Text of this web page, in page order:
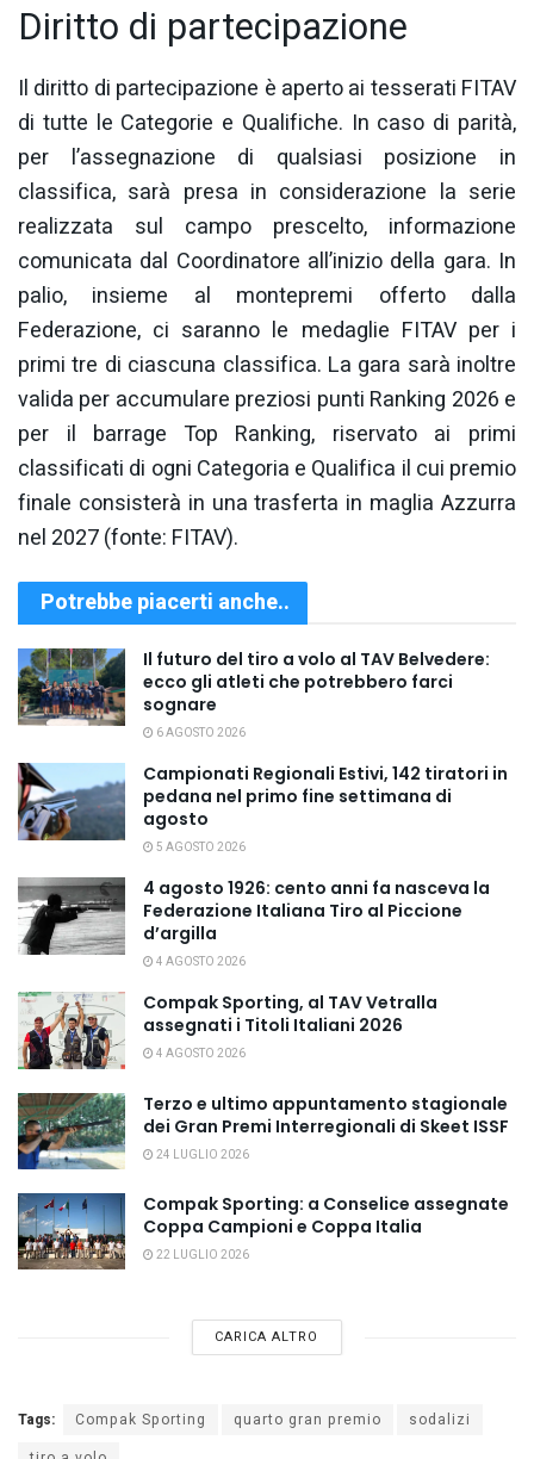
Diritto di partecipazione
Il diritto di partecipazione è aperto ai tesserati FITAV
di tutte le Categorie e Qualifiche. In caso di parità,
per l’assegnazione di qualsiasi posizione in
classifica, sarà presa in considerazione la serie
realizzata sul campo prescelto, informazione
comunicata dal Coordinatore all’inizio della gara. In
palio, insieme al montepremi offerto dalla
Federazione, ci saranno le medaglie FITAV per i
primi tre di ciascuna classifica. La gara sarà inoltre
valida per accumulare preziosi punti Ranking 2026 e
per il barrage Top Ranking, riservato ai primi
classificati di ogni Categoria e Qualifica il cui premio
finale consisterà in una trasferta in maglia Azzurra
nel 2027 (fonte: FITAV).
Potrebbe piacerti anche..
Il futuro del tiro a volo al TAV Belvedere:
ecco gli atleti che potrebbero farci
sognare
6 AGOSTO 2026
Campionati Regionali Estivi, 142 tiratori in
pedana nel primo fine settimana di
agosto
5 AGOSTO 2026
4 agosto 1926: cento anni fa nasceva la
Federazione Italiana Tiro al Piccione
d’argilla
4 AGOSTO 2026
Compak Sporting, al TAV Vetralla
assegnati i Titoli Italiani 2026
4 AGOSTO 2026
Terzo e ultimo appuntamento stagionale
dei Gran Premi Interregionali di Skeet ISSF
24 LUGLIO 2026
Compak Sporting: a Conselice assegnate
Coppa Campioni e Coppa Italia
22 LUGLIO 2026
CARICA ALTRO
Tags: Compak Sporting quarto gran premio
sodalizi